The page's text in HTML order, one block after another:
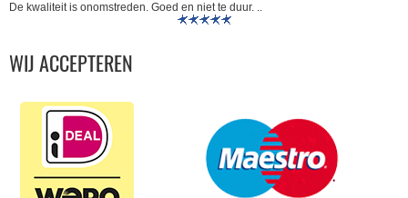
De kwaliteit is onomstreden. Goed en niet te duur. ..
WIJ ACCEPTEREN